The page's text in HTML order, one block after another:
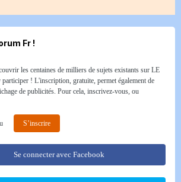
Fr !
les centaines de milliers de sujets existants sur LE
! L'inscription, gratuite, permet également de
de publicités. Pour cela, inscrivez-vous, ou
S’inscrire
Se connecter avec Facebook